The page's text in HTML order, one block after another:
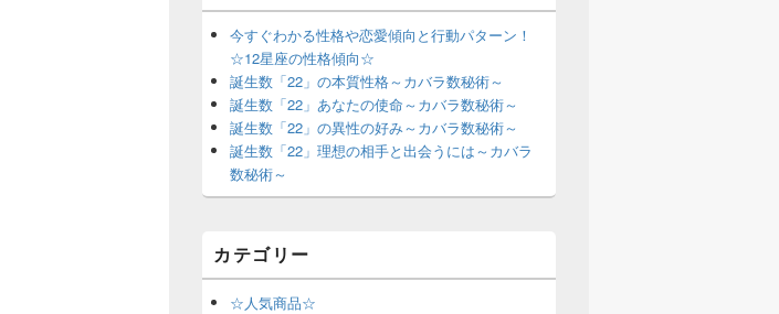
今すぐわかる性格や恋愛傾向と行動パターン！
☆12星座の性格傾向☆
誕生数「22」の本質性格～カバラ数秘術～
誕生数「22」あなたの使命～カバラ数秘術～
誕生数「22」の異性の好み～カバラ数秘術～
誕生数「22」理想の相手と出会うには～カバラ
数秘術～
カテゴリー
☆人気商品☆